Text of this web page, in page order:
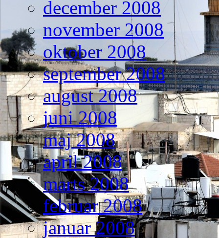
december 2008
november 2008
oktober 2008
september 2008
august 2008
juni 2008
maj 2008
april 2008
marts 2008
februar 2008
januar 2008